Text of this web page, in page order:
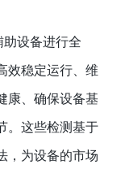
设备进行全
效稳定运行、维
康、确保设备基
。这些检测基于
，为设备的市场